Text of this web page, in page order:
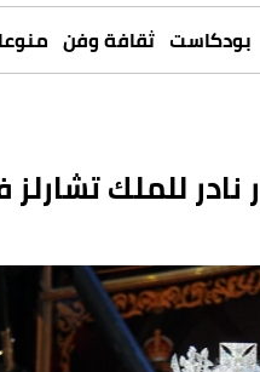
بودكاست ثقافة وفن